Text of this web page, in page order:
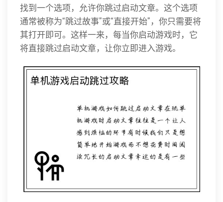
找到一个选项，允许你跳过启动文章。这个选项
通常被称为“跳过故事”或“直接开始”，你只需要将
其打开即可。这样一来，每当你启动游戏时，它
将直接跳过启动文章，让你立即进入游戏。